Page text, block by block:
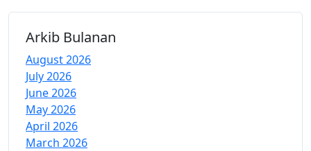
Arkib Bulanan
August 2026
July 2026
June 2026
May 2026
April 2026
March 2026